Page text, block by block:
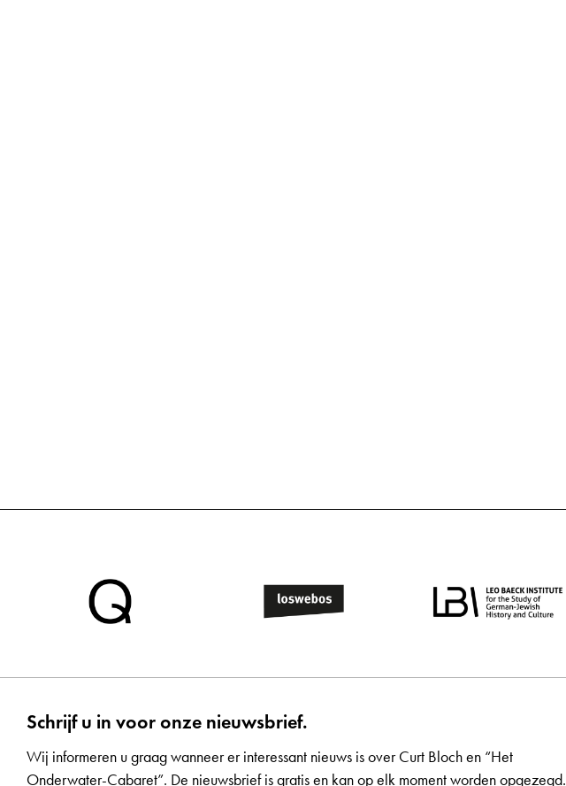
Schrijf u in voor onze nieuwsbrief.
Wij informeren u graag wanneer er interessant nieuws is over Curt Bloch en “Het
Onderwater-Cabaret”. De nieuwsbrief is gratis en kan op elk moment worden opgezegd.